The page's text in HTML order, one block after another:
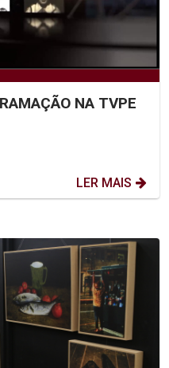
NA TVPE
LER MAIS